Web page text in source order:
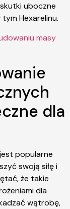
uboczne
Hexarelinu.
masy
dla
popularne
swoją siłę i
że takie
dla
wątrobę,